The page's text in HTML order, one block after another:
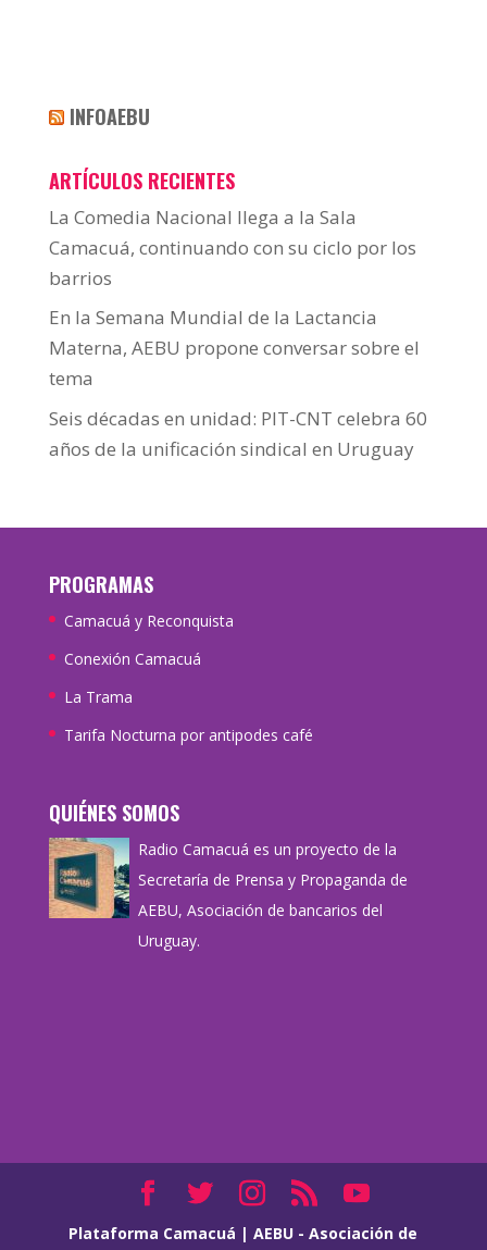
INFOAEBU
ARTÍCULOS RECIENTES
La Comedia Nacional llega a la Sala
Camacuá, continuando con su ciclo por los
barrios
En la Semana Mundial de la Lactancia
Materna, AEBU propone conversar sobre el
tema
Seis décadas en unidad: PIT-CNT celebra 60
años de la unificación sindical en Uruguay
PROGRAMAS
Camacuá y Reconquista
Conexión Camacuá
La Trama
Tarifa Nocturna por antipodes café
QUIÉNES SOMOS
Radio Camacuá es un proyecto de la
Secretaría de Prensa y Propaganda de
AEBU, Asociación de bancarios del
Uruguay.
Plataforma Camacuá |AEBU - Asociación de